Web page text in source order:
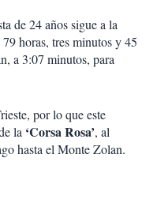
de 24 años sigue a la
horas, tres minutos y 45
a 3:07 minutos, para
por lo que este
la ‘Corsa Rosa’, al
hasta el Monte Zolan.